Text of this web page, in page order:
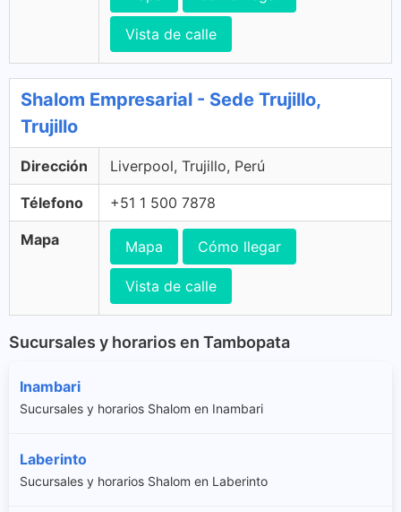
Vista de calle
Shalom Empresarial - Sede Trujillo,
Trujillo
Dirección Liverpool, Trujillo, Perú
Télefono +51 1 500 7878
Mapa Mapa Cómo llegar
Vista de calle
Sucursales y horarios en Tambopata
Inambari
Sucursales y horarios Shalom en Inambari
Laberinto
Sucursales y horarios Shalom en Laberinto